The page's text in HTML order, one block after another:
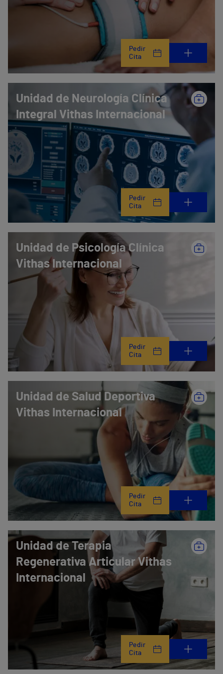
Pedir
Cita
Unidad de Neurología Clínica
Integral Vithas Internacional
Pedir
Cita
Unidad de Psicología Clínica
Vithas Internacional
Pedir
Cita
Unidad de Salud Deportiva
Vithas Internacional
Pedir
Cita
Unidad de Terapia
Regenerativa Articular Vithas
Internacional
Pedir
Cita